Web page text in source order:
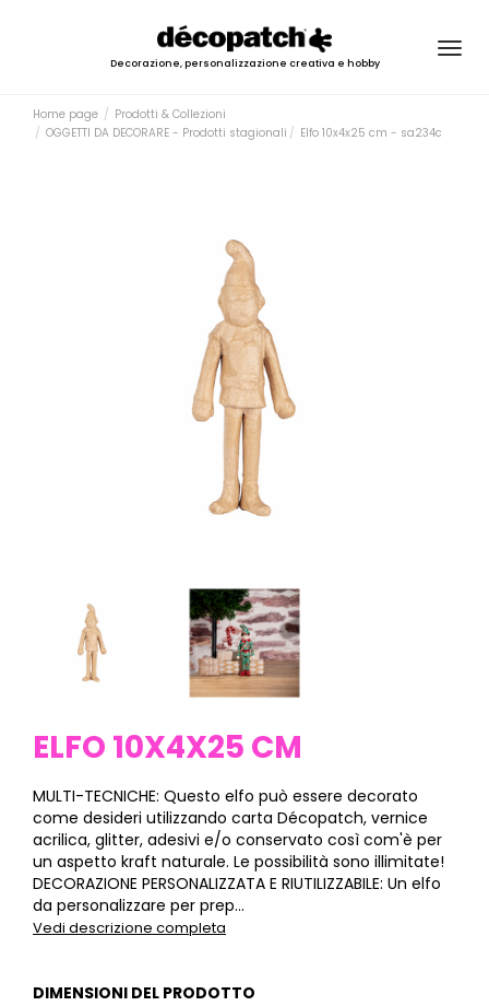
Decorazione, personalizzazione creativa e hobby
Home page
Prodotti & Collezioni
OGGETTI DA DECORARE - Prodotti stagionali
Elfo 10x4x25 cm - sa234c
ELFO 10X4X25 CM
MULTI-TECNICHE: Questo elfo può essere decorato
come desideri utilizzando carta Décopatch, vernice
acrilica, glitter, adesivi e/o conservato così com'è per
un aspetto kraft naturale. Le possibilità sono illimitate!
DECORAZIONE PERSONALIZZATA E RIUTILIZZABILE: Un elfo
da personalizzare per prep...
Vedi descrizione completa
DIMENSIONI DEL PRODOTTO